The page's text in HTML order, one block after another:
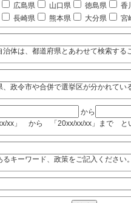
広島県 山口県 徳島県 香
長崎県 熊本県 大分県 宮
体は、都道府県とあわせて検索する
政令市や合併で選挙区が分かれてい
から
xx」 から 「20xx/xx/xx」まで とい
キーワード、政策をご記入ください。